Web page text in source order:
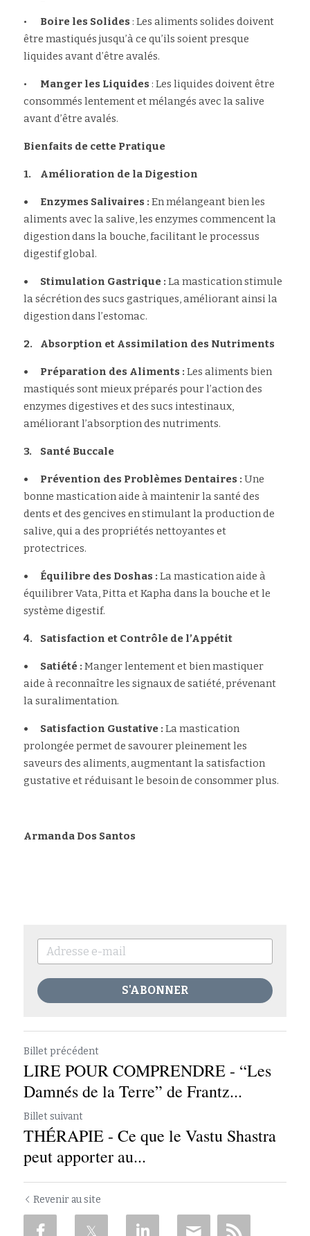
Boire les Solides : Les aliments solides doivent
être mastiqués jusqu’à ce qu’ils soient presque
liquides avant d’être avalés.
Manger les Liquides : Les liquides doivent être
consommés lentement et mélangés avec la salive
avant d’être avalés.
Bienfaits de cette Pratique
1.	Amélioration de la Digestion
•	Enzymes Salivaires : En mélangeant bien les
aliments avec la salive, les enzymes commencent la
digestion dans la bouche, facilitant le processus
digestif global.
•	Stimulation Gastrique : La mastication stimule
la sécrétion des sucs gastriques, améliorant ainsi la
digestion dans l’estomac.
2.	Absorption et Assimilation des Nutriments
•	Préparation des Aliments : Les aliments bien
mastiqués sont mieux préparés pour l’action des
enzymes digestives et des sucs intestinaux,
améliorant l’absorption des nutriments.
3.	Santé Buccale
•	Prévention des Problèmes Dentaires : Une
bonne mastication aide à maintenir la santé des
dents et des gencives en stimulant la production de
salive, qui a des propriétés nettoyantes et
protectrices.
•	Équilibre des Doshas : La mastication aide à
équilibrer Vata, Pitta et Kapha dans la bouche et le
système digestif.
4.	Satisfaction et Contrôle de l’Appétit
•	Satiété : Manger lentement et bien mastiquer
aide à reconnaître les signaux de satiété, prévenant
la suralimentation.
•	Satisfaction Gustative : La mastication
prolongée permet de savourer pleinement les
saveurs des aliments, augmentant la satisfaction
gustative et réduisant le besoin de consommer plus.
Armanda Dos Santos
S'ABONNER
Billet précédent
LIRE POUR COMPRENDRE - “Les
Damnés de la Terre” de Frantz...
Billet suivant
THÉRAPIE - Ce que le Vastu Shastra
peut apporter au...
Revenir au site